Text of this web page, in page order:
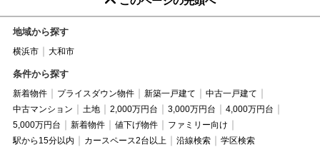
地域から探す
横浜市 大和市
条件から探す
新着物件 プライスダウン物件 新築一戸建て
中古一戸建て
中古マンション
土地 2,000万円台 3,000万円台
4,000万円台
5,000万円台
新着物件 値下げ物件
ファミリー向け
駅から15分以内
カースペース2台以上 沿線検索 学区検索